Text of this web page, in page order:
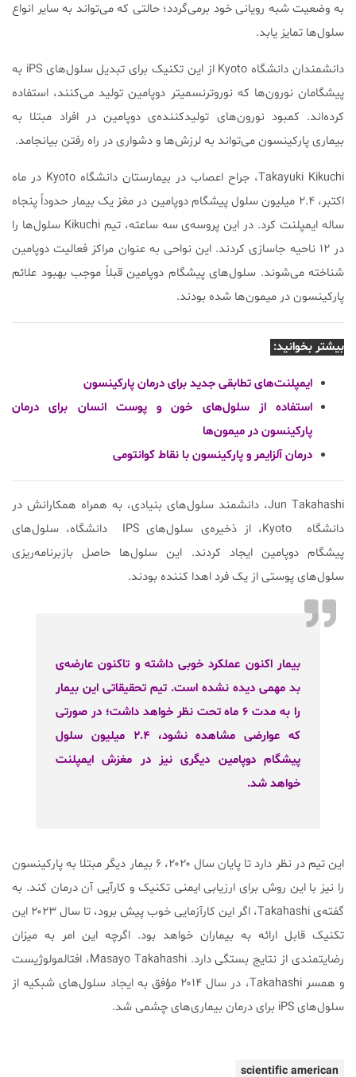
به وضعیت شبه رویانی خود برمی‌گردد؛ حالتی که می‌تواند به سایر انواع
سلول‌ها تمایز یابد.
دانشمندان دانشگاه Kyoto از این تکنیک برای تبدیل سلول‌های iPS به
پیشگامان نورون‌ها که نوروترنسمیتر دوپامین تولید می‌کنند، استفاده
کرده‌اند. کمبود نورون‌های تولیدکننده‌ی دوپامین در افراد مبتلا به
بیماری پارکینسون می‌تواند به لرزش‌ها و دشواری در راه رفتن بیانجامد.
Takayuki Kikuchi، جراح اعصاب در بیمارستان دانشگاه Kyoto در ماه
اکتبر، ۲.۴ میلیون سلول پیشگام دوپامین در مغز یک بیمار حدوداً پنجاه
ساله ایمپلنت کرد. در این پروسه‌ی سه ساعته، تیم Kikuchi سلول‌ها را
در ۱۲ ناحیه جاسازی کردند. این نواحی به عنوان مراکز فعالیت دوپامین
شناخته می‌شوند. سلول‌های پیشگام دوپامین قبلاً موجب بهبود علائم
پارکینسون در میمون‌ها شده بودند.
بیشتر بخوانید:
ایمپلنت‌های تطابقی جدید برای درمان پارکینسون
استفاده از سلول‌های خون و پوست انسان برای درمان
پارکینسون در میمون‌ها
درمان آلزایمر و پارکینسون با نقاط کوانتومی
Jun Takahashi، دانشمند سلول‌های بنیادی، به همراه همکارانش در
دانشگاه Kyoto، از ذخیره‌ی سلول‌های IPS دانشگاه، سلول‌های
پیشگام دوپامین ایجاد کردند. این سلول‌ها حاصل بازبرنامه‌ریزی
سلول‌های پوستی از یک فرد اهدا کننده بودند.
بیمار اکنون عملکرد خوبی داشته و تاکنون عارضه‌ی
بد مهمی دیده نشده است. تیم تحقیقاتی این بیمار
را به مدت ۶ ماه تحت نظر خواهد داشت؛ در صورتی
که عوارضی مشاهده نشود، ۲.۴ میلیون سلول
پیشگام دوپامین دیگری نیز در مغزش ایمپلنت
خواهد شد.
این تیم در نظر دارد تا پایان سال ۲۰۲۰، ۶ بیمار دیگر مبتلا به پارکینسون
را نیز با این روش برای ارزیابی ایمنی تکنیک و کارآیی آن درمان کند. به
گفته‌ی Takahashi، اگر این کارآزمایی خوب پیش برود، تا سال ۲۰۲۳ این
تکنیک قابل ارائه به بیماران خواهد بود. اگرچه این امر به میزان
رضایتمندی از نتایج بستگی دارد. Masayo Takahashi، افتالمولوژیست
و همسر Takahashi، در سال ۲۰۱۴ مؤفق به ایجاد سلول‌های شبکیه از
سلول‌های iPS برای درمان بیماری‌های چشمی شد.
scientific american